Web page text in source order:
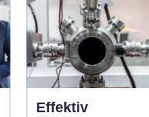
Effektiv